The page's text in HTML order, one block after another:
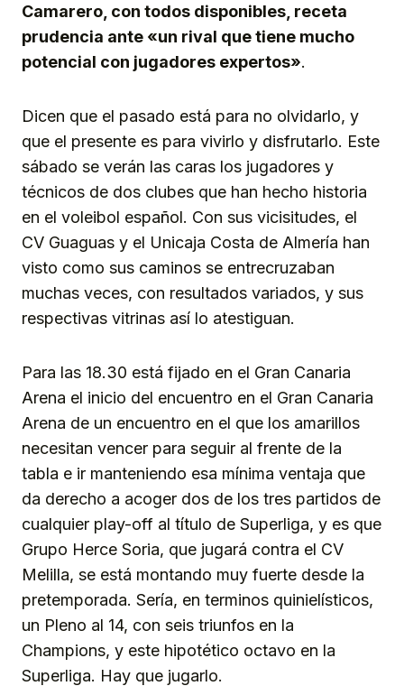
Camarero, con todos disponibles, receta
prudencia ante «un rival que tiene mucho
potencial con jugadores expertos».
Dicen que el pasado está para no olvidarlo, y
que el presente es para vivirlo y disfrutarlo. Este
sábado se verán las caras los jugadores y
técnicos de dos clubes que han hecho historia
en el voleibol español. Con sus vicisitudes, el
CV Guaguas y el Unicaja Costa de Almería han
visto como sus caminos se entrecruzaban
muchas veces, con resultados variados, y sus
respectivas vitrinas así lo atestiguan.
Para las 18.30 está fijado en el Gran Canaria
Arena el inicio del encuentro en el Gran Canaria
Arena de un encuentro en el que los amarillos
necesitan vencer para seguir al frente de la
tabla e ir manteniendo esa mínima ventaja que
da derecho a acoger dos de los tres partidos de
cualquier play-off al título de Superliga, y es que
Grupo Herce Soria, que jugará contra el CV
Melilla, se está montando muy fuerte desde la
pretemporada. Sería, en terminos quinielísticos,
un Pleno al 14, con seis triunfos en la
Champions, y este hipotético octavo en la
Superliga. Hay que jugarlo.